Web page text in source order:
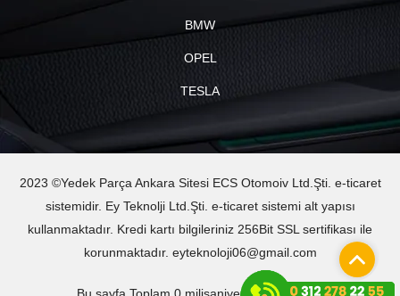
BMW
OPEL
TESLA
2023 ©Yedek Parça Ankara Sitesi ECS Otomoiv Ltd.Şti. e-ticaret
sistemidir. Ey Teknolji Ltd.Şti. e-ticaret sistemi alt yapısı
kullanmaktadır. Kredi kartı bilgileriniz 256Bit SSL sertifikası ile
korunmaktadır. eyteknoloji06@gmail.com